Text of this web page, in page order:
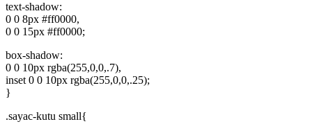
text-shadow:
0 0 8px #ff0000,
0 0 15px #ff0000;
box-shadow:
0 0 10px rgba(255,0,0,.7),
inset 0 0 10px rgba(255,0,0,.25);
}
.sayac-kutu small{